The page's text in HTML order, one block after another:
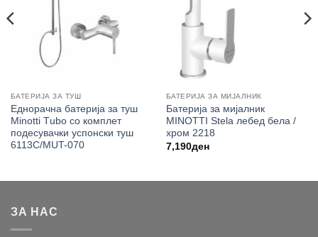
БАТЕРИЈА ЗА ТУШ
Еднорачна батерија за туш
Minotti Тubо со комплет
подесувачки успонски туш
6113C/MUT-070
БАТЕРИЈА ЗА МИЈАЛНИК
Батерија за мијалник
MINOTTI Stela лебед бела /
хром 2218
7,190ден
ЗА НАС